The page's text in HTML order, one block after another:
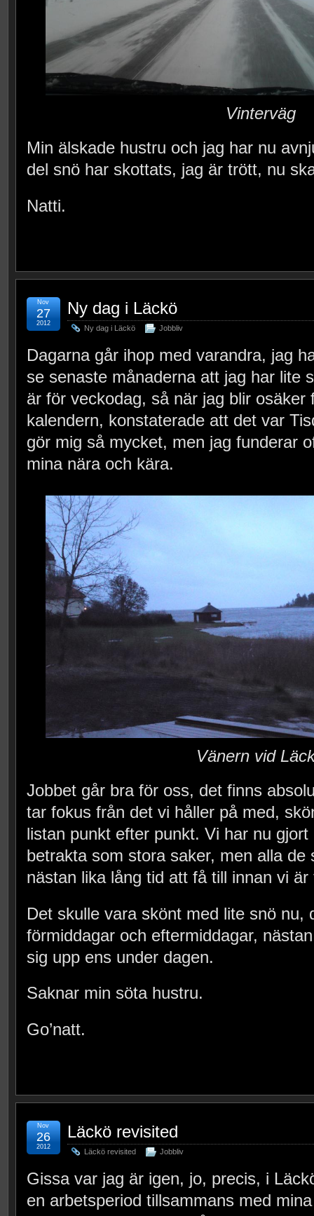
Vinterväg
Min älskade hustru och jag har nu
del snö har skottats, jag är trött, nu
Natti.
Ny dag i Läckö
Ny dag i Läckö Jobbliv
Nov
27
2012
Dagarna går ihop med varandra, jag
se senaste månaderna att jag har lite
är för veckodag, så när jag blir osäker
kalendern, konstaterade att det var
gör mig så mycket, men jag funderar
mina nära och kära.
Vänern vid
Jobbet går bra för oss, det finns
tar fokus från det vi håller på med,
listan punkt efter punkt. Vi har nu
betrakta som stora saker, men alla de
nästan lika lång tid att få till innan vi
Det skulle vara skönt med lite snö nu,
förmiddagar och eftermiddagar,
sig upp ens under dagen.
Saknar min söta hustru.
Go’natt.
Läckö revisited
Läckö revisited Jobbliv
Nov
26
2012
Gissa var jag är igen, jo, precis, i
en arbetsperiod tillsammans med